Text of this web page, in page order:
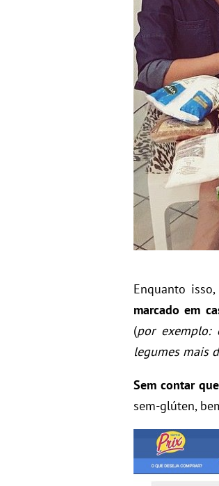
Enquanto
marcado em
(por exemplo:
legumes mais
Sem contar
sem-glúten,